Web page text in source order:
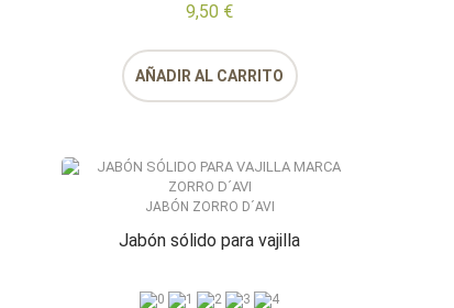
9,50 €
AÑADIR AL CARRITO
JABÓN ZORRO D´AVI
Jabón sólido para vajilla